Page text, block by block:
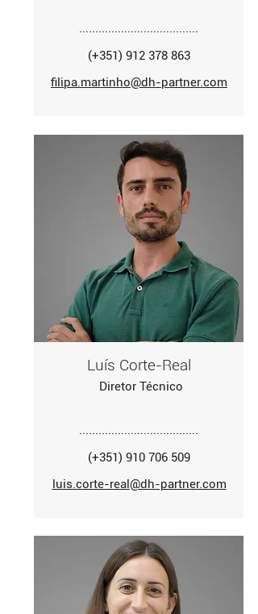
.....................................
(+351) 912 378 863
filipa.martinho@dh-partner.com
Luís Corte-Real
Diretor Técnico
.....................................
(+351) 910 706 509
luis.corte-real@dh-partner.com